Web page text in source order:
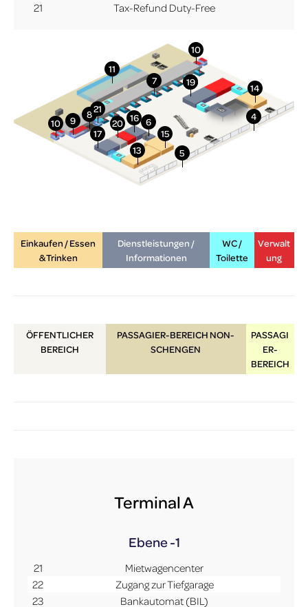
21
Tax-Refund Duty-Free
Einkaufen / Essen
& Trinken
Dienstleistungen /
Informationen
WC /
Toilette
Verwalt
ung
ÖFFENTLICHER
BEREICH
PASSAGIER-BEREICH NON-
SCHENGEN
PASSAGI
ER-
BEREICH
Terminal A
Ebene -1
21
Mietwagencenter
22
Zugang zur Tiefgarage
23
Bankautomat (BIL)